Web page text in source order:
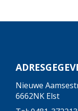
Nieuwe
6662NK Elst